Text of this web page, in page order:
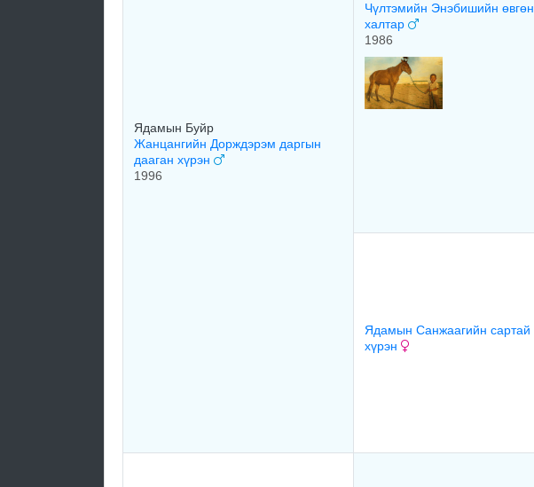
Ядамын Буйр
Жанцангийн Дорждэрэм даргын
дааган хүрэн
1996
Чүлтэмийн Энэбишийн өвгөн
халтар
1986
Ядамын Санжаагийн сартай
хүрэн